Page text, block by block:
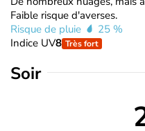
Faible risque d'averses.
Risque de pluie
25 %
Indice UV8 Très fort
Soir